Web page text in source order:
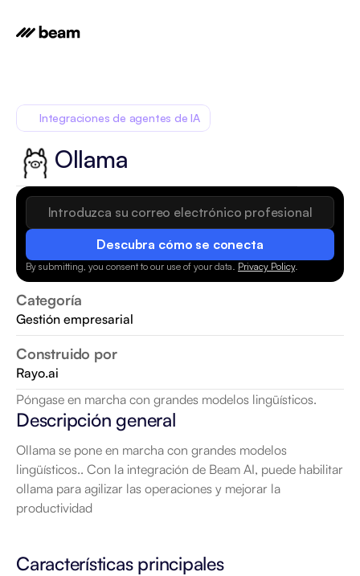
Descubra cómo se conecta
By submitting, you consent to our use of your data. Privacy Policy.
Categoría
Gestión empresarial
Construido por
Rayo.ai
Integraciones de agentes de IA
Ollama
Póngase en marcha con grandes modelos lingüísticos.
Descripción general
Ollama se pone en marcha con grandes modelos
lingüísticos.. Con la integración de Beam AI, puede habilitar
ollama para agilizar las operaciones y mejorar la
productividad
Características principales